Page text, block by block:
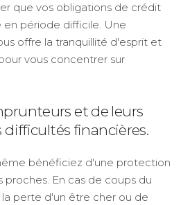
que vos obligations de crédit
période difficile. Une
offre la tranquillité d'esprit et
vous concentrer sur
et de leurs
difficultés financières.
bénéficiez d'une protection
proches. En cas de coups du
perte d'un être cher ou de